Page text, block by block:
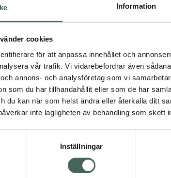
Information
cookies
för att anpassa innehållet och
vår trafik. Vi vidarebefordrar även
annons- och analysföretag som vi
som du har tillhandahållit eller som de har
du kan när som helst ändra eller återkalla ditt
inte lagligheten av behandling som skett
Inställningar
användning.
Visa